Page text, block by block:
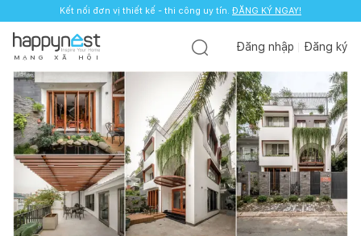
Kết nối đơn vị thiết kế - thi công uy tín. ĐĂNG KÝ NGAY!
M Ạ N G X Ã H Ộ I
Đăng nhập Đăng ký